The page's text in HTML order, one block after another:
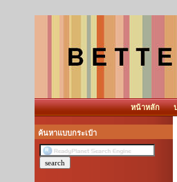
หน้าหลัก
ค้นหาแบบกระเป๋า